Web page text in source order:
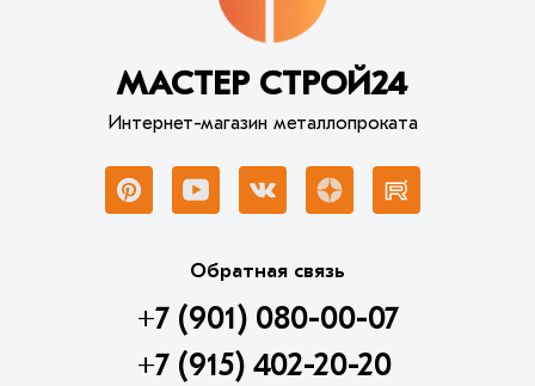
МАСТЕР СТРОЙ24
Интернет-магазин металлопроката
Обратная связь
+7 (901) 080-00-07
+7 (915) 402-20-20